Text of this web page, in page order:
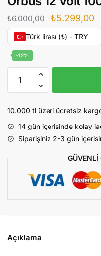
₺6.000,00
Orijinal
fiyat:
₺6.000,00.
₺5.299,00Şu
Türk lirası (₺) - TRY
-12%
100
Jel
Akü
10.000 tl üzeri ücretsiz
14 gün içerisinde kolay
Siparişiniz 2-3 gün
GÜVENLİ
Açıklama